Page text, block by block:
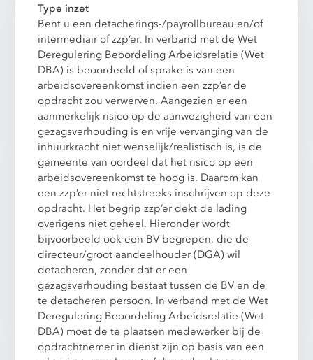
Type inzet
Bent u een detacherings-/payrollbureau en/of
intermediair of zzp’er. In verband met de Wet
Deregulering Beoordeling Arbeidsrelatie (Wet
DBA) is beoordeeld of sprake is van een
arbeidsovereenkomst indien een zzp’er de
opdracht zou verwerven. Aangezien er een
aanmerkelijk risico op de aanwezigheid van een
gezagsverhouding is en vrije vervanging van de
inhuurkracht niet wenselijk/realistisch is, is de
gemeente van oordeel dat het risico op een
arbeidsovereenkomst te hoog is. Daarom kan
een zzp’er niet rechtstreeks inschrijven op deze
opdracht. Het begrip zzp’er dekt de lading
overigens niet geheel. Hieronder wordt
bijvoorbeeld ook een BV begrepen, die de
directeur/groot aandeelhouder (DGA) wil
detacheren, zonder dat er een
gezagsverhouding bestaat tussen de BV en de
te detacheren persoon. In verband met de Wet
Deregulering Beoordeling Arbeidsrelatie (Wet
DBA) moet de te plaatsen medewerker bij de
opdrachtnemer in dienst zijn op basis van een